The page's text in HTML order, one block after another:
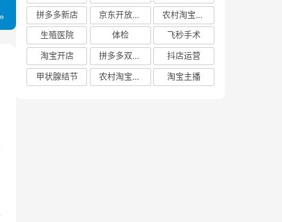
拼多多新店
京东开放平台
农村淘宝快递
生殖医院
体检
飞秒手术
淘宝开店
拼多多双十二
抖店运营
甲状腺结节
农村淘宝店铺 淘宝主播